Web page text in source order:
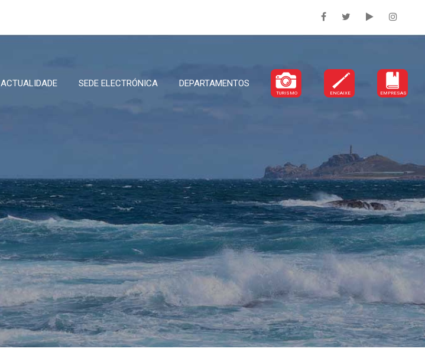
ACTUALIDADE SEDE ELECTRÓNICA DEPARTAMENTOS
TURISMO ENCAIXE EMPRESAS